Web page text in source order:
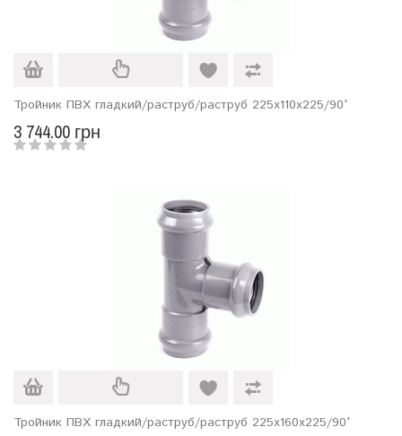
Тройник ПВХ гладкий/раструб/раструб 225х110х225/90°
3 744.00 грн
Тройник ПВХ гладкий/раструб/раструб 225х160х225/90°